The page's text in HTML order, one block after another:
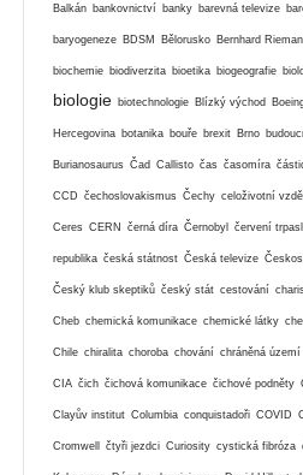
Balkán bankovnictví banky barevná televize
baryogeneze BDSM Bělorusko Bernhard
biochemie biodiverzita bioetika biogeografie
biologie biotechnologie Blízký východ
Hercegovina botanika bouře brexit Brno
Burianosaurus Čad Callisto čas časomíra
CCD čechoslovakismus Čechy celoživotní
Ceres CERN černá díra Černobyl červení
republika česká státnost Česká televize
Český klub skeptiků český stát cestování
Cheb chemická komunikace chemické látky
Chile chiralita choroba chování chráněná území
CIA čich čichová komunikace čichové podněty
Clayův institut Columbia conquistadoři COVID
Cromwell čtyři jezdci Curiosity cystická fibróza